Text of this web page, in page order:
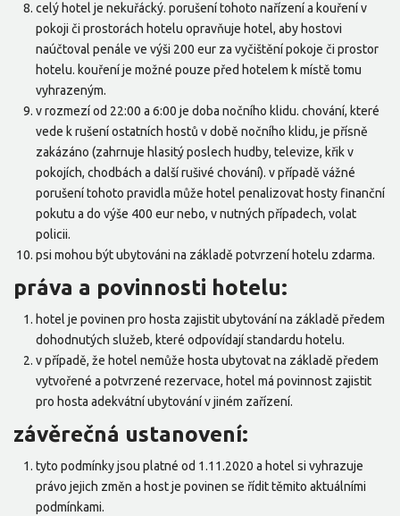
celý hotel je nekuřácký. porušení tohoto nařízení a kouření v
pokoji či prostorách hotelu opravňuje hotel, aby hostovi
naúčtoval penále ve výši 200 eur za vyčištění pokoje či prostor
hotelu. kouření je možné pouze před hotelem k místě tomu
vyhrazeným.
v rozmezí od 22:00 a 6:00 je doba nočního klidu. chování, které
vede k rušení ostatních hostů v době nočního klidu, je přísně
zakázáno (zahrnuje hlasitý poslech hudby, televize, křik v
pokojích, chodbách a další rušivé chování). v případě vážné
porušení tohoto pravidla může hotel penalizovat hosty finanční
pokutu a do výše 400 eur nebo, v nutných případech, volat
policii.
psi mohou být ubytováni na základě potvrzení hotelu zdarma.
práva a povinnosti hotelu:
hotel je povinen pro hosta zajistit ubytování na základě předem
dohodnutých služeb, které odpovídají standardu hotelu.
v případě, že hotel nemůže hosta ubytovat na základě předem
vytvořené a potvrzené rezervace, hotel má povinnost zajistit
pro hosta adekvátní ubytování v jiném zařízení.
závěrečná ustanovení:
tyto podmínky jsou platné od 1.11.2020 a hotel si vyhrazuje
právo jejich změn a host je povinen se řídit těmito aktuálními
podmínkami.